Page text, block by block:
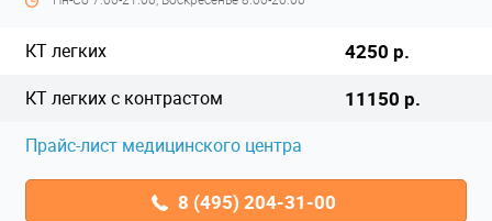
КТ легких 4250 р.
КТ легких с контрастом 11150 р.
Прайс-лист медицинского центра
8 (495) 204-31-00